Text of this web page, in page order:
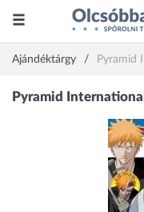
Ajándéktárgy Pyramid